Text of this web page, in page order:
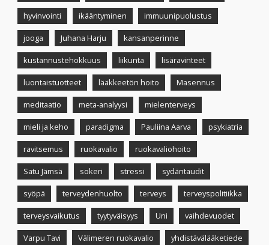
hyvinvointi ikääntyminen immuunipuolustus
jooga Juhana Harju kansanperinne
kustannustehokkuus liikunta lisäravinteet
luontaistuotteet lääkkeetön hoito Masennus
meditaatio meta-analyysi mielenterveys
mieli ja keho paradigma Pauliina Aarva psykiatria
ravitsemus ruokavalio ruokavaliohoito
Satu Jämsä sokeri stressi sydäntaudit
syöpä terveydenhuolto terveys terveyspolitiikka
terveysvaikutus tyytyväisyys Uni vaihdevuodet
Varpu Tavi Välimeren ruokavalio yhdistävälääketiede